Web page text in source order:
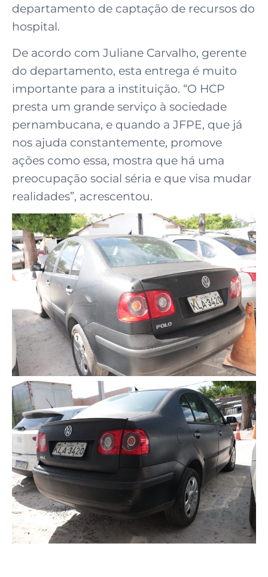
departamento de captação de recursos do
hospital.
De acordo com Juliane Carvalho, gerente
do departamento, esta entrega é muito
importante para a instituição. “O HCP
presta um grande serviço à sociedade
pernambucana, e quando a JFPE, que já
nos ajuda constantemente, promove
ações como essa, mostra que há uma
preocupação social séria e que visa mudar
realidades”, acrescentou.